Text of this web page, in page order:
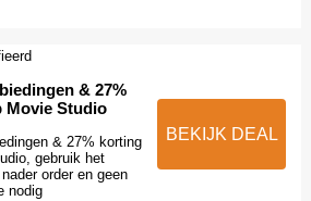
& 27%
Movie Studio
& 27% korting
gebruik het
order en geen
nodig
BEKIJK DEAL